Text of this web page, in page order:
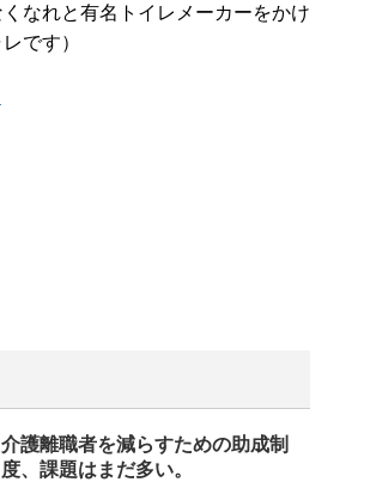
くなれと有名トイレメーカーをかけ
です）
介護離職者を減らすための助成制
度、課題はまだ多い。